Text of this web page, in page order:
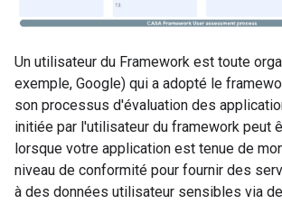
Un utilisateur du Framework est toute
exemple, Google) qui a adopté le
son processus d'évaluation des
initiée par l'utilisateur du framework peut
lorsque votre application est tenue de
niveau de conformité pour fournir des
à des données utilisateur sensibles via